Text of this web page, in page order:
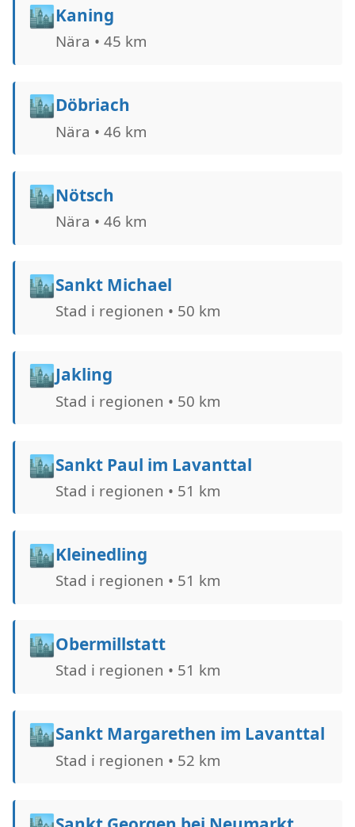
🏙️Kaning
Nära • 45 km
🏙️Döbriach
Nära • 46 km
🏙️Nötsch
Nära • 46 km
🏙️Sankt Michael
Stad i regionen • 50 km
🏙️Jakling
Stad i regionen • 50 km
🏙️Sankt Paul im Lavanttal
Stad i regionen • 51 km
🏙️Kleinedling
Stad i regionen • 51 km
🏙️Obermillstatt
Stad i regionen • 51 km
🏙️Sankt Margarethen im Lavanttal
Stad i regionen • 52 km